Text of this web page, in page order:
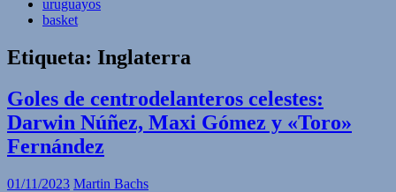
uruguayos
basket
Etiqueta: Inglaterra
Goles de centrodelanteros celestes:
Darwin Núñez, Maxi Gómez y «Toro»
Fernández
01/11/2023 Martin Bachs